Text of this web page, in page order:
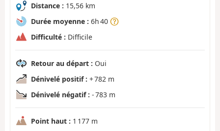
Distance : 15,56 km
Durée moyenne : 6h 40
Difficulté : Difficile
Retour au départ : Oui
Dénivelé positif : + 782 m
Dénivelé négatif : - 783 m
Point haut : 1 177 m